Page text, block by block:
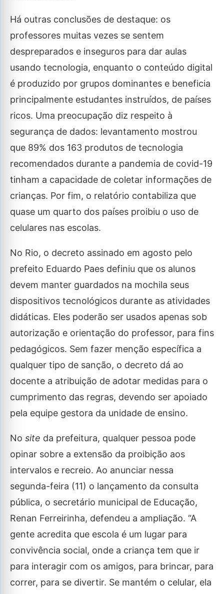
Há outras conclusões de destaque: os
professores muitas vezes se sentem
despreparados e inseguros para dar aulas
usando tecnologia, enquanto o conteúdo digital
é produzido por grupos dominantes e beneficia
principalmente estudantes instruídos, de países
ricos. Uma preocupação diz respeito à
segurança de dados: levantamento mostrou
que 89% dos 163 produtos de tecnologia
recomendados durante a pandemia de covid-19
tinham a capacidade de coletar informações de
crianças. Por fim, o relatório contabiliza que
quase um quarto dos países proibiu o uso de
celulares nas escolas.
No Rio, o decreto assinado em agosto pelo
prefeito Eduardo Paes definiu que os alunos
devem manter guardados na mochila seus
dispositivos tecnológicos durante as atividades
didáticas. Eles poderão ser usados apenas sob
autorização e orientação do professor, para fins
pedagógicos. Sem fazer menção específica a
qualquer tipo de sanção, o decreto dá ao
docente a atribuição de adotar medidas para o
cumprimento das regras, devendo ser apoiado
pela equipe gestora da unidade de ensino.
No site da prefeitura, qualquer pessoa pode
opinar sobre a extensão da proibição aos
intervalos e recreio. Ao anunciar nessa
segunda-feira (11) o lançamento da consulta
pública, o secretário municipal de Educação,
Renan Ferreirinha, defendeu a ampliação. “A
gente acredita que escola é um lugar para
convivência social, onde a criança tem que ir
para interagir com os amigos, para brincar, para
correr, para se divertir. Se mantém o celular, ela